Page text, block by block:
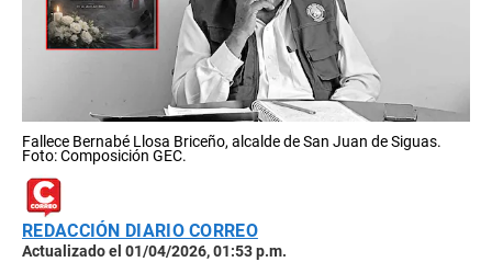
Fallece Bernabé Llosa Briceño, alcalde de San Juan de Siguas.
Foto: Composición GEC.
REDACCIÓN DIARIO CORREO
Actualizado el 01/04/2026, 01:53 p.m.